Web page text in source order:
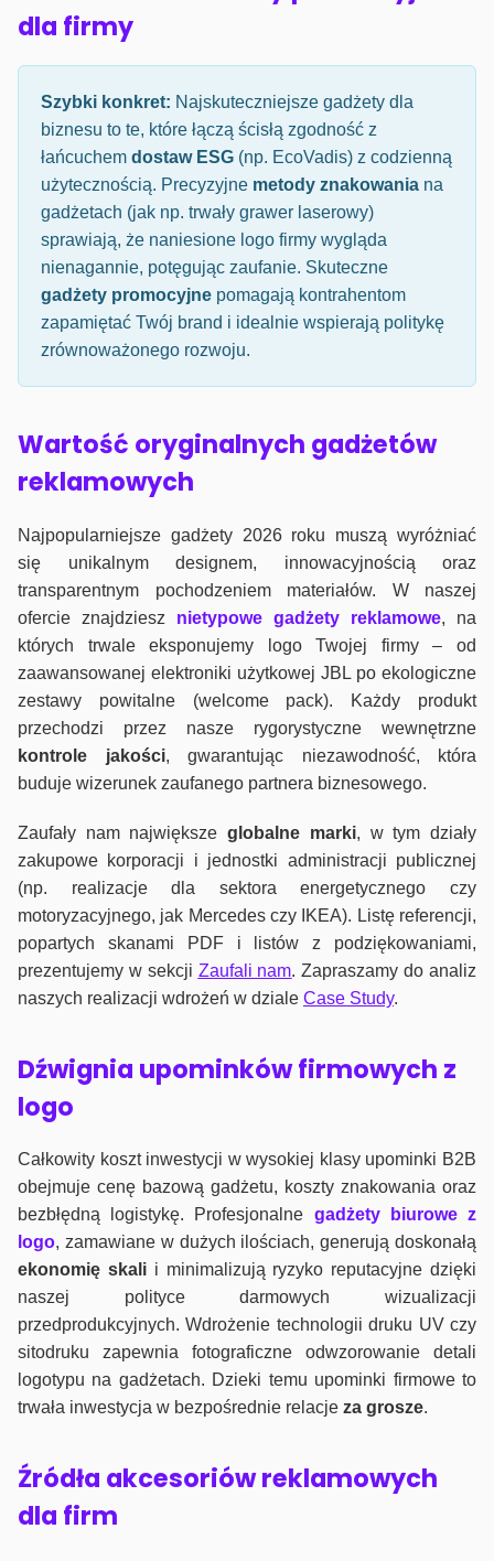
dla firmy
Szybki konkret: Najskuteczniejsze gadżety dla
biznesu to te, które łączą ścisłą zgodność z
łańcuchem dostaw ESG (np. EcoVadis) z codzienną
użytecznością. Precyzyjne metody znakowania na
gadżetach (jak np. trwały grawer laserowy)
sprawiają, że naniesione logo firmy wygląda
nienagannie, potęgując zaufanie. Skuteczne
gadżety promocyjne pomagają kontrahentom
zapamiętać Twój brand i idealnie wspierają politykę
zrównoważonego rozwoju.
Wartość oryginalnych gadżetów
reklamowych
Najpopularniejsze gadżety 2026 roku muszą wyróżniać
się unikalnym designem, innowacyjnością oraz
transparentnym pochodzeniem materiałów. W naszej
ofercie znajdziesz nietypowe gadżety reklamowe, na
których trwale eksponujemy logo Twojej firmy – od
zaawansowanej elektroniki użytkowej JBL po ekologiczne
zestawy powitalne (welcome pack). Każdy produkt
przechodzi przez nasze rygorystyczne wewnętrzne
kontrole jakości, gwarantując niezawodność, która
buduje wizerunek zaufanego partnera biznesowego.
Zaufały nam największeglobalne marki, w tym działy
zakupowe korporacji i jednostki administracji publicznej
(np. realizacje dla sektora energetycznego czy
motoryzacyjnego, jak Mercedes czy IKEA). Listę referencji,
popartych skanami PDF i listów z podziękowaniami,
prezentujemy w sekcji Zaufali nam. Zapraszamy do analiz
naszych realizacji wdrożeń w dziale Case Study.
Dźwignia upominków firmowych z
logo
Całkowity koszt inwestycji w wysokiej klasy upominki B2B
obejmuje cenę bazową gadżetu, koszty znakowania oraz
bezbłędną logistykę. Profesjonalne gadżety biurowe z
logo, zamawiane w dużych ilościach, generują doskonałą
ekonomię skalii minimalizują ryzyko reputacyjne dzięki
naszej polityce darmowych wizualizacji
przedprodukcyjnych. Wdrożenie technologii druku UV czy
sitodruku zapewnia fotograficzne odwzorowanie detali
logotypu na gadżetach. Dzieki temu upominki firmowe to
trwała inwestycja w bezpośrednie relacje za grosze.
Źródła akcesoriów reklamowych
dla firm